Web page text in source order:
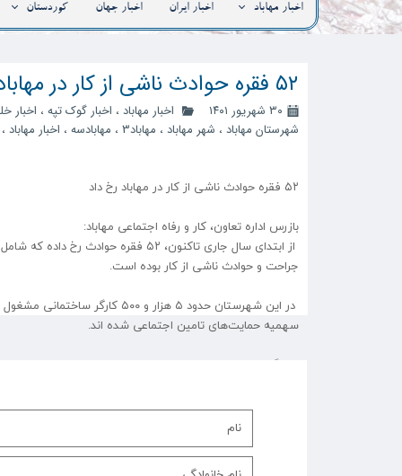
اخبار مهاباد اخبار ایران اخبار جهان کوردستان
۵۲ فقره حوادث ناشی از کار در مهاباد رخ داد
۳۰ شهریور ۱۴۰۱ اخبار مهاباد ، اخبار گوک تپه ، اخبار
شهرستان مهاباد ، شهر مهاباد ، مهاباد3 ، مهابادسه ، اخبار مهاباد
۵۲ فقره حوادث ناشی از کار در مهاباد رخ داد
بازرس اداره تعاون، کار و رفاه اجتماعی مهاباد:
جراحت و حوادث ناشی از کار بوده است.
سهمیه حمایت‌های تامین اجتماعی شده اند.